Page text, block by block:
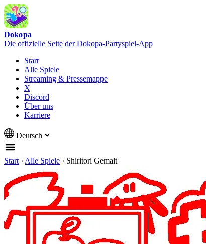
Dokopa
Die offizielle Seite der Dokopa-Partyspiel-App
Start
Alle Spiele
Streaming & Pressemappe
X
Discord
Über uns
Karriere
Deutsch
Start › Alle Spiele › Shiritori Gemalt